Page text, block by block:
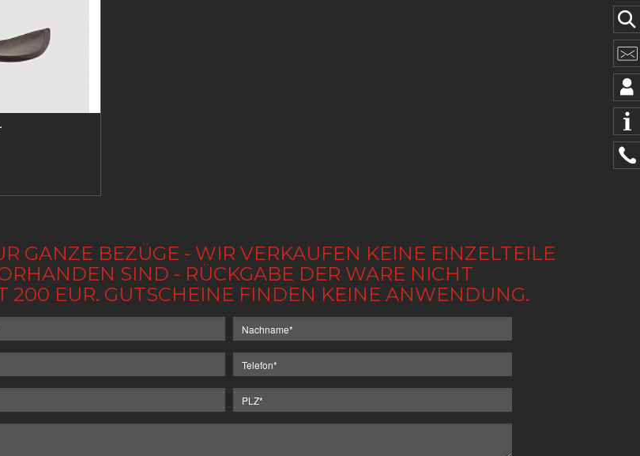
GANZE BEZÜGE - WIR VERKAUFEN KEINE EINZELTEILE
SIND - RÜCKGABE DER WARE NICHT
200 EUR. GUTSCHEINE FINDEN KEINE ANWENDUNG.